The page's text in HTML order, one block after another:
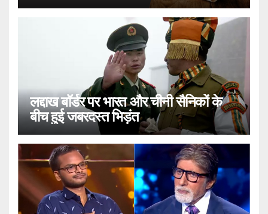
लद्दाख बॉर्डर पर भारत और चीनी सैनिकों के
बीच हुई जबरदस्त भिड़ंत